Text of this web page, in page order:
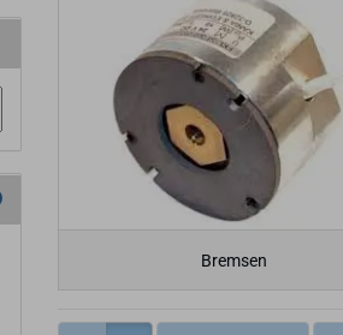
Bremsen